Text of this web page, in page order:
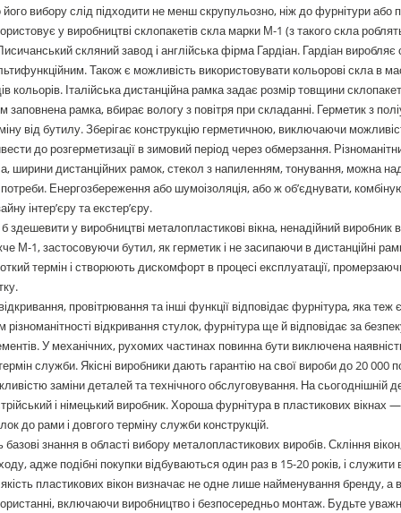
його вибору слід підходити не менш скрупульозно, ніж до фурнітури або
у виробництві склопакетів скла марки М-1 (з такого скла
скляний завод і англійська фірма Гардіан. Гардіан
Також є можливість використовувати кольорові скла в
кольорів. Італійська дистанційна рамка задає розмір товщини
заповнена рамка, вбирає вологу з повітря при складанні. Герметик з
від бутилу. Зберігає конструкцію герметичною, виключаючи
до розгерметизації в зимовий період через обмерзання.
ширини дистанційних рамок, стекол з напиленням, тонування, можна
потреби. Енергозбереження або шумоізоляція, або ж об’єднувати,
інтер’єру та екстер’єру.
здешевити у виробництві металопластикові вікна, ненадійний виробник
М-1, застосовуючи бутил, як герметик і не засипаючи в дистанційні
термін і створюють дискомфорт в процесі експлуатації,
провітрювання та інші функції відповідає фурнітура, яка
різноманітності відкривання стулок, фурнітура ще й відповідає за
У механічних, рухомих частинах повинна бути виключена
служби. Якісні виробники дають гарантію на свої вироби до 20 000
заміни деталей та технічного обслуговування. На
і німецький виробник. Хороша фурнітура в пластикових вікнах
до рами і довгого терміну служби конструкцій.
базові знання в області вибору металопластикових виробів. Скління
адже подібні покупки відбуваються один раз в 15-20 років, і служити
пластикових вікон визначає не одне лише найменування бренду, а
включаючи виробництво і безпосередньо монтаж. Будьте